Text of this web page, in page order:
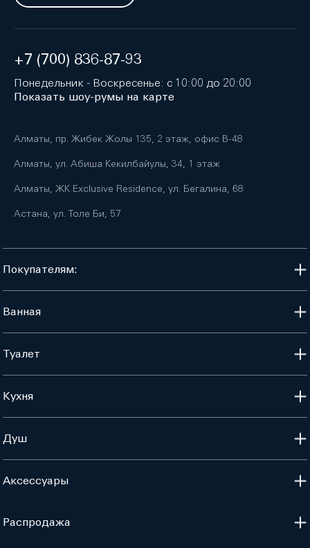
+7 (700) 836-87-93
Понедельник - Воскресенье: с 10:00 до 20:00
Показать шоу-румы на карте
Алматы, пр. Жибек Жолы 135, 2 этаж, офис B-48
Алматы, ул. Абиша Кекилбайулы, 34, 1 этаж
Алматы, ЖК Exclusive Residence, ул. Бегалина, 68
Астана, ул. Толе Би, 57
Покупателям:
Ванная
Туалет
Кухня
Душ
Аксессуары
Распродажа